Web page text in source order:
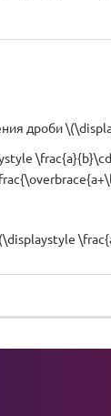
дроби